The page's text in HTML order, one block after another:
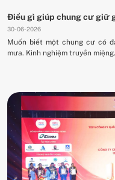
Điều gì giúp chung cư giữ
30-06-2026
Muốn biết một chung cư có
mưa. Kinh nghiệm truyền